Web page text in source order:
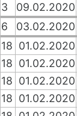
3
09.02.2020
6
03.02.2020
18 01.02.2020
18 01.02.2020
18 01.02.2020
18 01.02.2020